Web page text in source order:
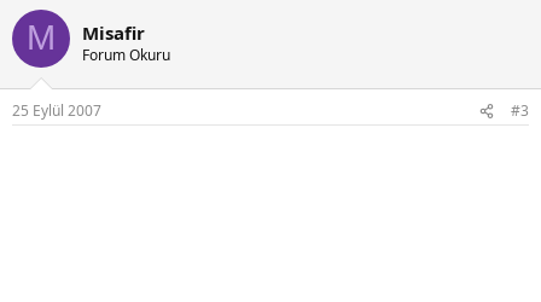
M Misafir
Forum Okuru
25 Eylül 2007 #3